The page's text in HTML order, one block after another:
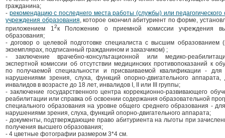
гражданина;
- рекомендацию с последнего места работы (службы) или педагогического
учреждения образования, которое окончил абитуриент по форме,
приложением 12к Положению о приемной комиссии учреждения
образования;
- договор о целевой подготовке специалиста с высшим образованием
экземплярах, подписанный гражданином и заказчиком) ;
- заключение врачебно-консультационной или медико-
экспертной комиссии об отсутствии медицинских противопоказаний к
по получаемой специальности и присваиваемой квалификации -
нарушениями зрения, слуха, функций опорно-двигательного аппарата,
инвалидов в возрасте до 18 лет, инвалидов I, II или III группы;
- заключение государственного центра коррекционно-развивающего
реабилитации или справка об освоении содержания образовательной
специального образования на уровне общего среднего образования -
нарушениями зрения, слуха, функций опорно-двигательного аппарата;
- документы, подтверждающие право абитуриента на льготы при
получения высшего образования;
- 4 цветные фотографии размером 3*4 см.